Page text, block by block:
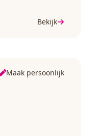
Bekijk
Maak persoonlijk